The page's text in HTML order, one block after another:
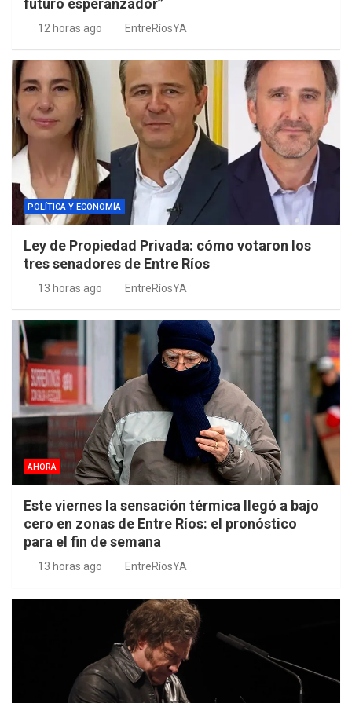
futuro esperanzador”
12 horas ago EntreRíosYA
POLÍTICA Y ECONOMÍA
Ley de Propiedad Privada: cómo votaron los
tres senadores de Entre Ríos
13 horas ago EntreRíosYA
AHORA
Este viernes la sensación térmica llegó a bajo
cero en zonas de Entre Ríos: el pronóstico
para el fin de semana
13 horas ago EntreRíosYA